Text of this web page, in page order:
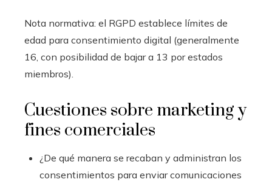
Nota normativa: el RGPD establece límites de
edad para consentimiento digital (generalmente
16, con posibilidad de bajar a 13 por estados
miembros).
Cuestiones sobre marketing y
fines comerciales
¿De qué manera se recaban y administran los
consentimientos para enviar comunicaciones